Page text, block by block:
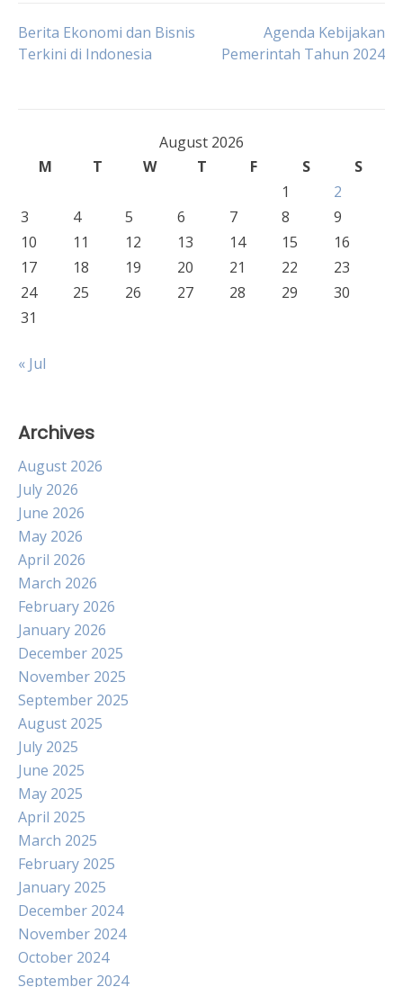
Post
Berita Ekonomi dan Bisnis
Terkini di Indonesia
Agenda Kebijakan
Pemerintah Tahun 2024
August 2026
M
T W T F S
S
1
2
3
4 5 6 7 8
9
10
11 12 13 14 15
16
17
18 19 20 21 22
23
24
25 26 27 28 29
30
31
« Jul
Archives
August 2026
July 2026
June 2026
May 2026
April 2026
March 2026
February 2026
January 2026
December 2025
November 2025
September 2025
August 2025
July 2025
June 2025
May 2025
April 2025
March 2025
February 2025
January 2025
December 2024
November 2024
October 2024
September 2024